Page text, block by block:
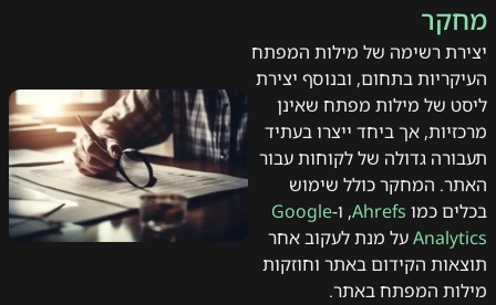
מחקר
יצירת רשימה של מילות המפתח
העיקריות בתחום, ובנוסף יצירת
ליסט של מילות מפתח שאינן
מרכזיות, אך ביחד ייצרו בעתיד
תעבורה גדולה של לקוחות עבור
האתר. המחקר כולל שימוש
בכלים כמו Ahrefs, ו-Google
Analyticsעל מנת לעקוב אחר
תוצאות הקידום באתר וחוזקות
מילות המפתח באתר.